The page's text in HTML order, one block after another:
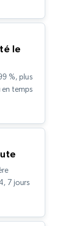
le
%, plus
temps
7 jours